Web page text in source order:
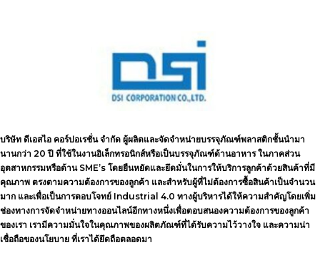
บริษัท ดีเอสไอ คอร์ปอเรชั่น จำกัด ผู้ผลิตและจัดจำหน่ายบรรจุภัณฑ์พลาสติกชั้นนำมา
นานกว่า 20 ปี ที่ใช้ในงานอิเล็กทรอนิกส์หรือเป็นบรรจุภัณฑ์ด้านอาหาร ในภาคส่วน
อุตสาหกรรมหรือด้าน SME’s โดยยืนหยัดและยึดมั่นในการให้บริการลูกค้าด้วยสินค้าที่มี
คุณภาพ ตรงตามความต้องการของลูกค้า และสำหรับผู้ที่ไม่ต้องการซื้อสินค้าเป็นจำนวน
มาก และเพื่อเป็นการตอบโจทย์ Industrial 4.0 ทางผู้บริหารได้ให้ความสำคัญโดยเพิ่ม
ช่องทางการจัดจำหน่ายทางออนไลน์อีกทางหนึ่งเพื่อตอบสนองความต้องการของลูกค้า
ของเรา เรามีความมั่นใจในคุณภาพของผลิตภัณฑ์ที่ได้รับความไว้วางใจ และความน่า
เชื่อถือของนโยบาย ที่เราได้ยึดถือตลอดมา